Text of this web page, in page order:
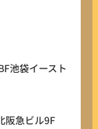
池袋イースト
阪急ビル9F